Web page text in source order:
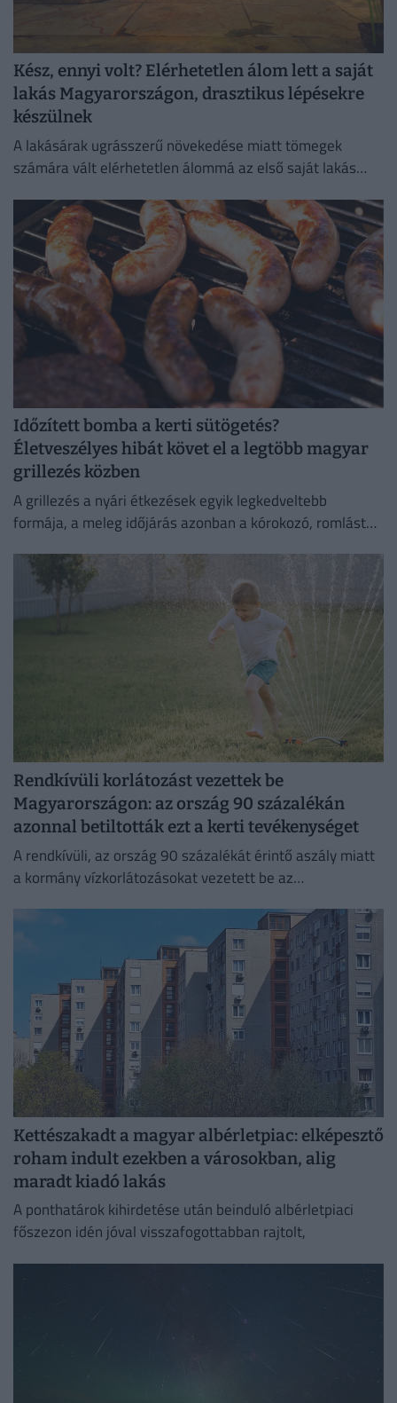
Kész, ennyi volt? Elérhetetlen álom lett a saját
lakás Magyarországon, drasztikus lépésekre
készülnek
A lakásárak ugrásszerű növekedése miatt tömegek
számára vált elérhetetlen álommá az első saját lakás
Időzített bomba a kerti sütögetés?
Életveszélyes hibát követ el a legtöbb magyar
grillezés közben
A grillezés a nyári étkezések egyik legkedveltebb
formája, a meleg időjárás azonban a kórokozó, romlást
Rendkívüli korlátozást vezettek be
Magyarországon: az ország 90 százalékán
azonnal betiltották ezt a kerti tevékenységet
A rendkívüli, az ország 90 százalékát érintő aszály miatt
a kormány vízkorlátozásokat vezetett be az
biztosítása érdekében.
Kettészakadt a magyar albérletpiac: elképesztő
roham indult ezekben a városokban, alig
maradt kiadó lakás
A ponthatárok kihirdetése után beinduló albérletpiaci
főszezon idén jóval visszafogottabban rajtolt,